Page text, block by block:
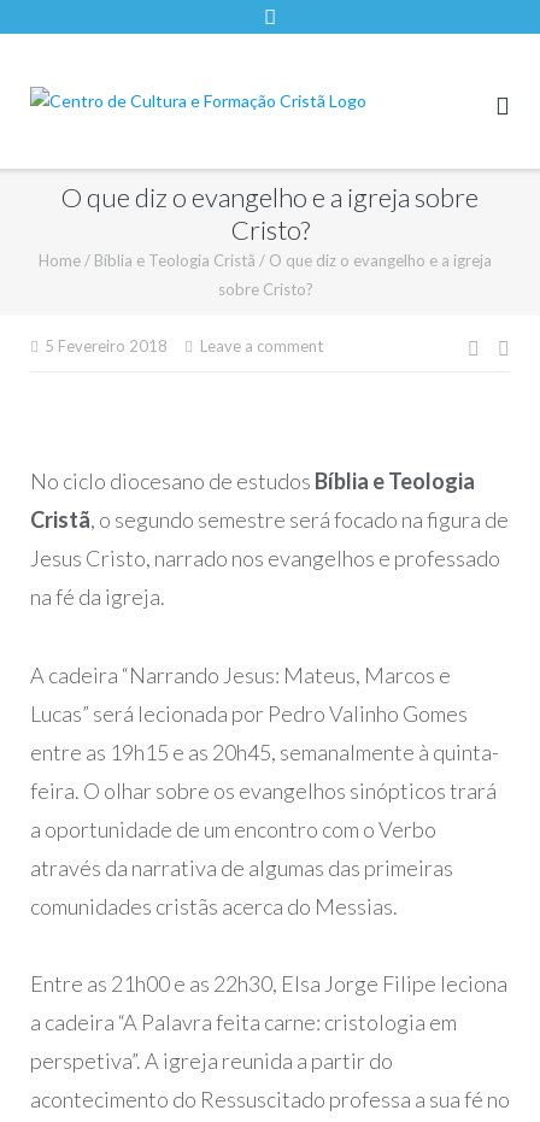
O que diz o evangelho e a igreja sobre
Cristo?
Home / Bíblia e Teologia Cristã / O que diz o evangelho e a igreja
sobre Cristo?
5 Fevereiro 2018 Leave a comment
No ciclo diocesano de estudos Bíblia e Teologia
Cristã, o segundo semestre será focado na figura de
Jesus Cristo, narrado nos evangelhos e professado
na fé da igreja.
A cadeira “Narrando Jesus: Mateus, Marcos e
Lucas” será lecionada por Pedro Valinho Gomes
entre as 19h15 e as 20h45, semanalmente à quinta-
feira. O olhar sobre os evangelhos sinópticos trará
a oportunidade de um encontro com o Verbo
através da narrativa de algumas das primeiras
comunidades cristãs acerca do Messias.
Entre as 21h00 e as 22h30, Elsa Jorge Filipe leciona
a cadeira “A Palavra feita carne: cristologia em
perspetiva”. A igreja reunida a partir do
acontecimento do Ressuscitado professa a sua fé no